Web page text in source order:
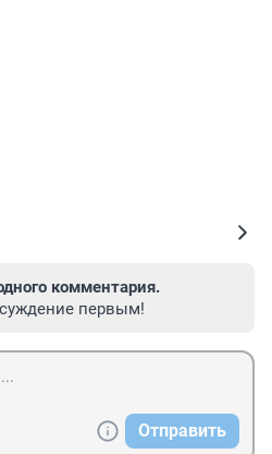
комментария.
первым!
Отправить